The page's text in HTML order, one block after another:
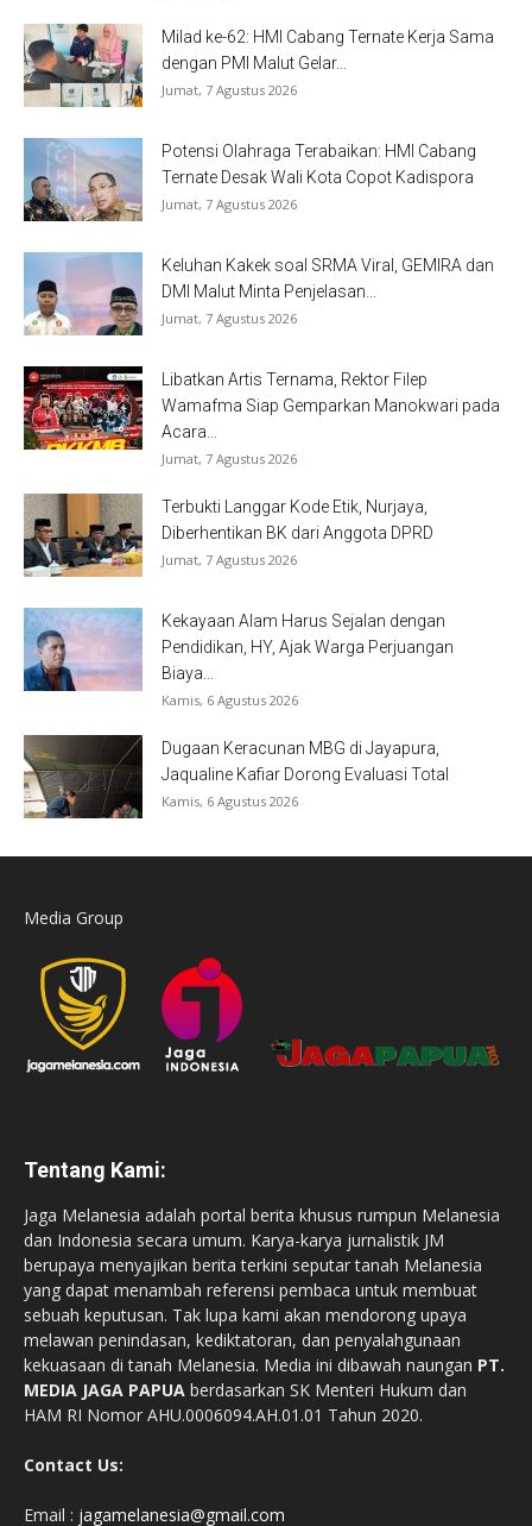
Milad ke-62: HMI Cabang Ternate Kerja Sama
dengan PMI Malut Gelar...
Jumat, 7 Agustus 2026
Potensi Olahraga Terabaikan: HMI Cabang
Ternate Desak Wali Kota Copot Kadispora
Jumat, 7 Agustus 2026
Keluhan Kakek soal SRMA Viral, GEMIRA dan
DMI Malut Minta Penjelasan...
Jumat, 7 Agustus 2026
Libatkan Artis Ternama, Rektor Filep
Wamafma Siap Gemparkan Manokwari pada
Acara...
Jumat, 7 Agustus 2026
Terbukti Langgar Kode Etik, Nurjaya,
Diberhentikan BK dari Anggota DPRD
Jumat, 7 Agustus 2026
Kekayaan Alam Harus Sejalan dengan
Pendidikan, HY, Ajak Warga Perjuangan
Biaya...
Kamis, 6 Agustus 2026
Dugaan Keracunan MBG di Jayapura,
Jaqualine Kafiar Dorong Evaluasi Total
Kamis, 6 Agustus 2026
Media Group
Tentang Kami:
Jaga Melanesia adalah portal berita khusus rumpun Melanesia
dan Indonesia secara umum. Karya-karya jurnalistik JM
berupaya menyajikan berita terkini seputar tanah Melanesia
yang dapat menambah referensi pembaca untuk membuat
sebuah keputusan. Tak lupa kami akan mendorong upaya
melawan penindasan, kediktatoran, dan penyalahgunaan
kekuasaan di tanah Melanesia. Media ini dibawah naungan PT.
MEDIA JAGA PAPUA berdasarkan SK Menteri Hukum dan
HAM RI Nomor AHU.0006094.AH.01.01 Tahun 2020.
Contact Us:
Email : jagamelanesia@gmail.com